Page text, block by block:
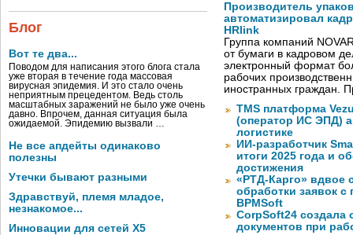
Блог
Вот те два...
Поводом для написания этого блога стала
уже вторая в течение года массовая
вирусная эпидемия. И это стало очень
неприятным прецедентом. Ведь столь
масштабных заражений не было уже очень
давно. Впрочем, данная ситуация была
ожидаемой. Эпидемию вызвали …
Не все апдейты одинаково
полезны
Утечки бывают разными
Здравствуй, племя младое,
незнакомое...
Инновации для сетей X5
Производитель
автоматизировал
HRlink
Группа компаний
от бумаги в кадровом
электронный формат
рабочих
иностранных граждан.
TMS платформа
(оператор ИС ЭПД)
логистике
ИИ-разработчик
итоги 2025 года и
достижения
«РТД-Карго» вдвое
обработки заявок
BPMSoft
CorpSoft24 создала
документов при